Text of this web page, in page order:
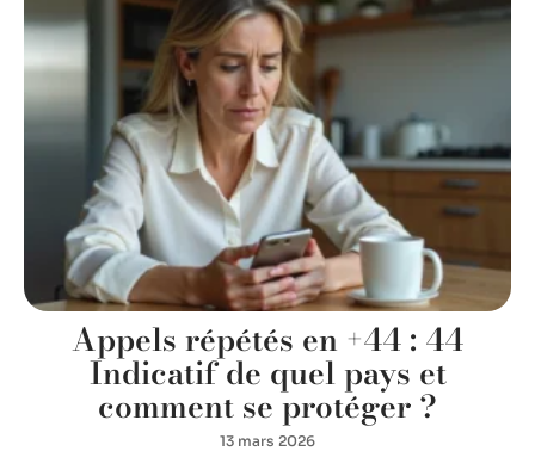
Appels répétés en +44 : 44
Indicatif de quel pays et
comment se protéger ?
13 mars 2026